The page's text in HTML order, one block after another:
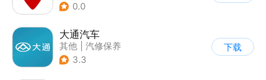
0.0
大通汽车
其他
汽修保养
3.3
下载